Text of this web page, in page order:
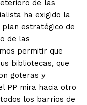
de las
ha exigido la
plan estratégico de
de las
permitir que
bibliotecas, que
goteras y
PP mira hacia otro
los barrios de